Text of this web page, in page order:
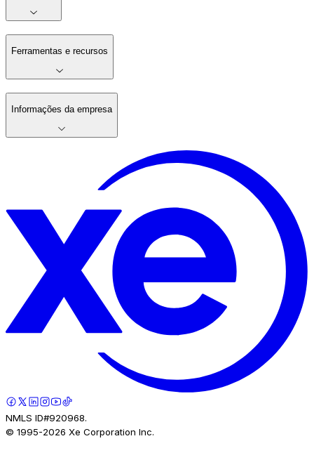
Ferramentas e recursos
Informações da empresa
NMLS ID#920968.
© 1995-2026 Xe Corporation Inc.